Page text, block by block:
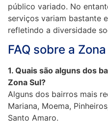
público variado. No
serviços variam bastante
refletindo a diversidade
FAQ sobre a
1. Quais são alguns dos
Zona Sul?
Alguns dos bairros mais
Mariana, Moema,
Santo Amaro.